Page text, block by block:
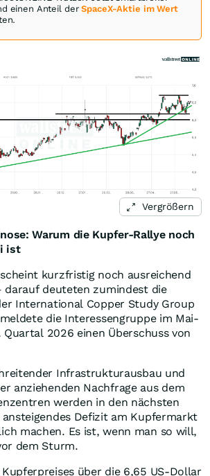
einen Anteil derSpaceX-Aktie im Wert
Vergrößern
Warum die Kupfer-Rallye noch
ist
kurzfristig noch ausreichend
darauf deuteten zumindest die
International Copper Study Group
die Interessengruppe im Mai-
2026 einen Überschuss von
Infrastrukturausbau und
anziehenden Nachfrage aus dem
werden in den nächsten
Defizit am Kupfermarkt
machen. Es ist, wenn man so will,
dem Sturm.
über die 6,65 US-Dollar